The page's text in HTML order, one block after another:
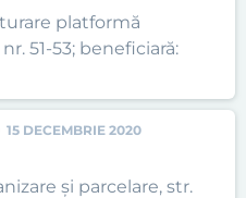
platformă
51-53; beneficiară:
15 DECEMBRIE 2020
și parcelare, str.